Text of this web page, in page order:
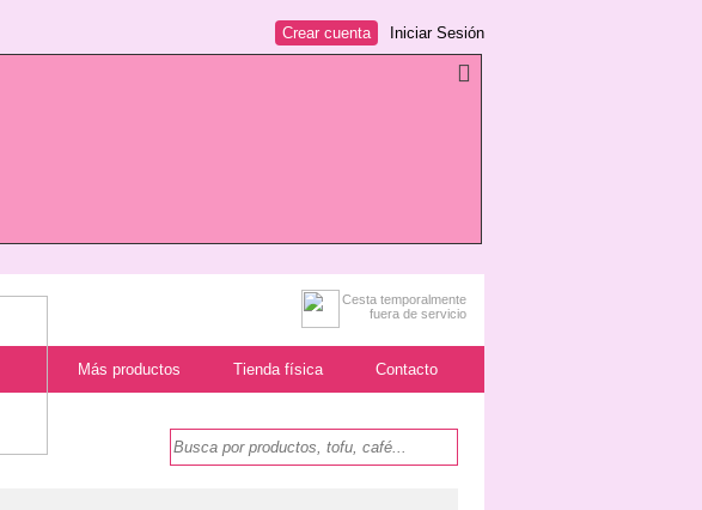
Iniciar Sesión
Crear cuenta
Cesta temporalmente
fuera de servicio
Más productos Tienda física Contacto